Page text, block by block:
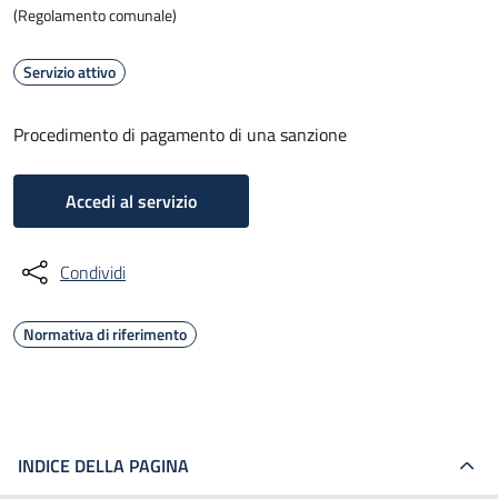
(Regolamento comunale)
Servizio attivo
Procedimento di pagamento di una sanzione
Accedi al servizio
Condividi
Normativa di riferimento
INDICE DELLA PAGINA